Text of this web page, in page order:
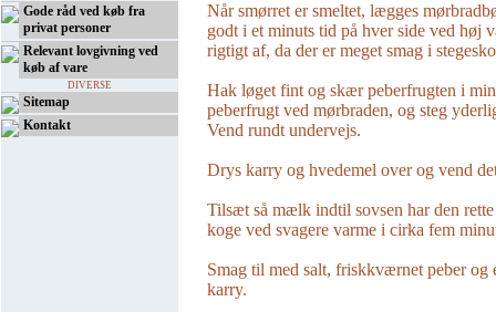
Gode råd ved køb fra
privat personer
Relevant lovgivning ved
køb af vare
DIVERSE
Sitemap
Kontakt
Når smørret er smeltet, lægges
godt i et minuts tid på hver side ved høj
rigtigt af, da der er meget smag i
Hak løget fint og skær peberfrugten i
peberfrugt ved mørbraden, og steg
Vend rundt undervejs.
Drys karry og hvedemel over og vend
Tilsæt så mælk indtil sovsen har den
koge ved svagere varme i cirka fem
Smag til med salt, friskkværnet peber og
karry.